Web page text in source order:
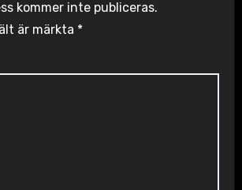
kommer inte publiceras.
är märkta *